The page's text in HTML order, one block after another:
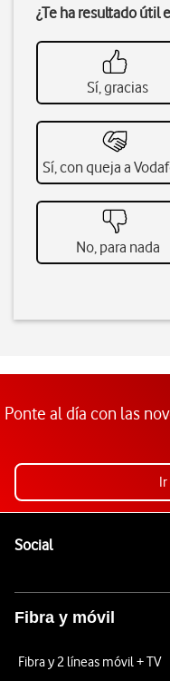
¿Te ha resultado útil
Sí, gracias
Sí, con queja a
No, para nada
Ponte al día con las
Ir
SocialEnlaces a las
Fibra y móvil
Fibra y 2 líneas móvil + TV